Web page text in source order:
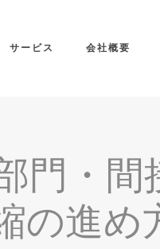
サービス 会社概要
門・
の進め